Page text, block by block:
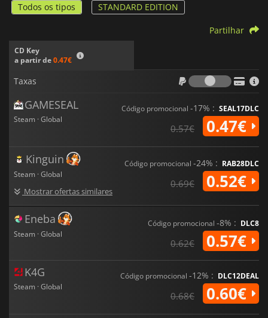
Todos os tipos STANDARD EDITION
CD Key
a partir de0.47€
Partilhar
Taxas
Taxas
GAMESEAL
Steam · Global
Código promocional -17% : SEAL17DLC
0.57€ 0.47€
Kinguin
Steam · Global
Mostrar ofertas similares
Código promocional -24% : RAB28DLC
0.69€ 0.52€
Eneba
Steam · Global
Código promocional -8% : DLC8
0.62€ 0.57€
K4G
Steam · Global
Código promocional -12% : DLC12DEAL
0.68€ 0.60€